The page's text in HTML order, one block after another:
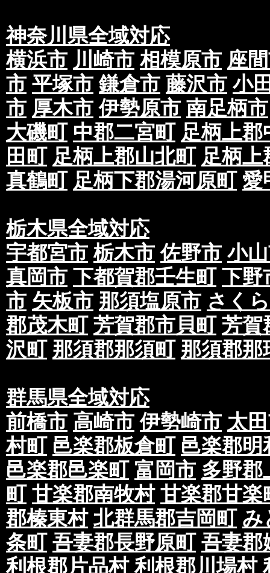
神奈川県全域対応
横浜市 川崎市 相模原市 座
市 平塚市 鎌倉市 藤沢市 小
市 厚木市 伊勢原市 南足柄市
大磯町 中郡二宮町 足柄上郡
田町 足柄上郡山北町 足柄上
真鶴町 足柄下郡湯河原町 愛
栃木県全域対応
宇都宮市 栃木市 佐野市 小
真岡市 下都賀郡壬生町 下野
市 矢板市 那須塩原市 さく
郡茂木町 芳賀郡市貝町 芳賀
沢町 那須郡那須町 那須郡那
群馬県全域対応
前橋市 高崎市 伊勢崎市 太
村町 邑楽郡板倉町 邑楽郡明
邑楽郡邑楽町 富岡市 多野郡
町 甘楽郡南牧村 甘楽郡甘楽
郡榛東村 北群馬郡吉岡町 み
条町 吾妻郡長野原町 吾妻郡
利根郡片品村 利根郡川場村